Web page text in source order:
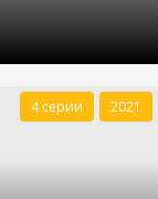
4 серии 2021